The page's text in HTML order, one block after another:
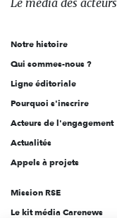
l'engagement
Notre histoire
Qui sommes-nous ?
Ligne éditoriale
Pourquoi s'inscrire
Acteurs de l'engagement
Actualités
Appels à projets
Mission RSE
Le kit média Carenews